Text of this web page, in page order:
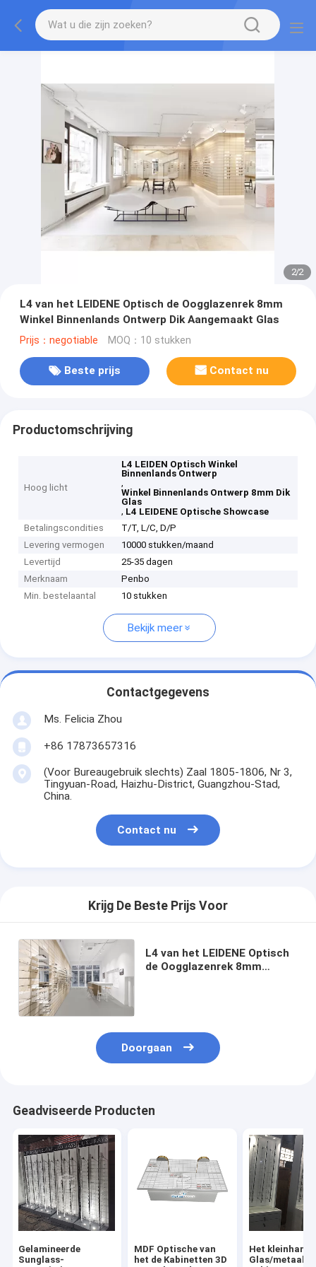
2/2
L4 van het LEIDENE Optisch de Oogglazenrek 8mm
Winkel Binnenlands Ontwerp Dik Aangemaakt Glas
Prijs：negotiable MOQ：10 stukken
Beste prijs Contact nu
Productomschrijving
Hoog licht
L4 LEIDEN Optisch Winkel
Binnenlands Ontwerp
,
Winkel Binnenlands Ontwerp 8mm Dik
Glas
, L4 LEIDENE Optische Showcase
Betalingscondities
T/T, L/C, D/P
Levering vermogen
10000 stukken/maand
Levertijd
25-35 dagen
Merknaam
Penbo
Min. bestelaantal
10 stukken
Bekijk meer
Contactgegevens
Ms. Felicia Zhou
+86 17873657316
(Voor Bureaugebruik slechts) Zaal 1805-1806, Nr 3,
Tingyuan-Road, Haizhu-District, Guangzhou-Stad,
China.
Contact nu
Krijg De Beste Prijs Voor
L4 van het LEIDENE Optisch
de Oogglazenrek 8mm
Doorgaan
Geadviseerde Producten
Gelamineerde
Sunglass-
MDF Optische van
het de Kabinetten 3D
Het
Glas/metaal-